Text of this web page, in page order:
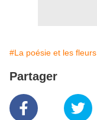
#La poésie et les fleurs
Partager